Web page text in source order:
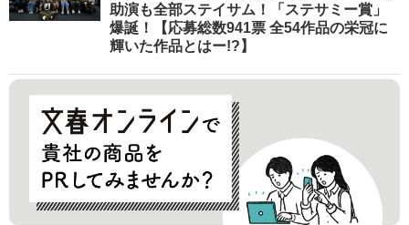
助演も全部ステイサム！「ステサミー賞」
爆誕！【応募総数941票 全54作品の栄冠に
輝いた作品とはー!?】